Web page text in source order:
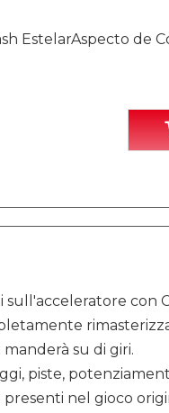
EstelarAspecto de
con
su di giri.
piste,
nel gioco